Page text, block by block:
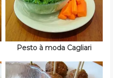
Pesto à moda Cagliari